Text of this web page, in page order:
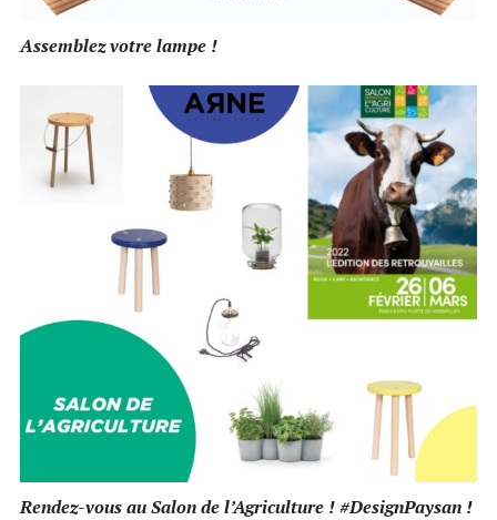
Assemblez votre lampe !
Rendez-vous au Salon de l’Agriculture ! #DesignPaysan !